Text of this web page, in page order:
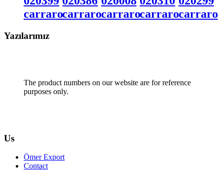
carrarocarrarocarrarocarrarocarraro
Yazılarımız
The product numbers on our website are for reference
purposes only.
Us
Ömer Export
Contact